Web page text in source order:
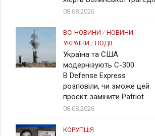
08.08.2026
ВСІ НОВИНИ / НОВИНИ
УКРАЇНИ / ПОДІЇ
Україна та США
модернізують С-300.
В Defense Express
розповіли, чи зможе цей
проєкт замінити Patriot
08.08.2026
КОРУПЦІЯ